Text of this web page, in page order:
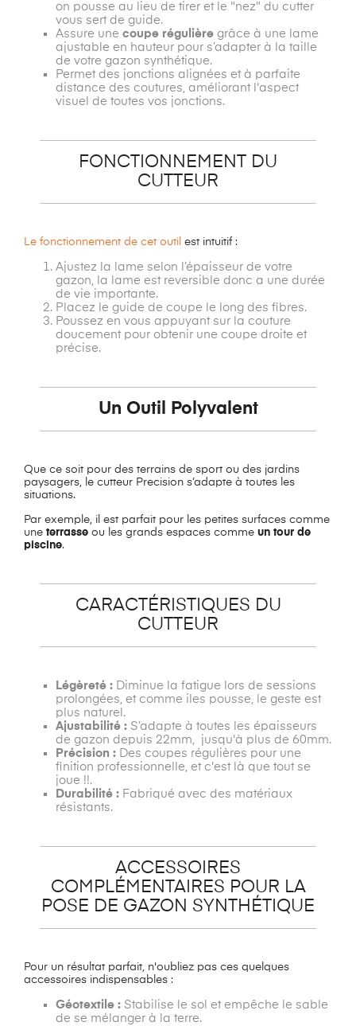
on pousse au lieu de tirer et le "nez" du cutter
vous sert de guide.
Assure une coupe régulière grâce à une lame
ajustable en hauteur pour s’adapter à la taille
de votre gazon synthétique.
Permet des jonctions alignées et à parfaite
distance des coutures, améliorant l'aspect
visuel de toutes vos jonctions.
FONCTIONNEMENT DU
CUTTEUR
Le fonctionnement de cet outil est intuitif :
Ajustez la lame selon l’épaisseur de votre
gazon, la lame est reversible donc a une durée
de vie importante.
Placez le guide de coupe le long des fibres.
Poussez en vous appuyant sur la couture
doucement pour obtenir une coupe droite et
précise.
Un Outil Polyvalent
Que ce soit pour des terrains de sport ou des jardins
paysagers, le cutteur Precision s’adapte à toutes les
situations.
Par exemple, il est parfait pour les petites surfaces comme
une terrasse ou les grands espaces comme un tour de
piscine.
CARACTÉRISTIQUES DU
CUTTEUR
Légèreté : Diminue la fatigue lors de sessions
prolongées, et comme iles pousse, le geste est
plus naturel.
Ajustabilité : S’adapte à toutes les épaisseurs
de gazon depuis 22mm, jusqu'à plus de 60mm.
Précision : Des coupes régulières pour une
finition professionnelle, et c'est là que tout se
joue !!.
Durabilité : Fabriqué avec des matériaux
résistants.
ACCESSOIRES
COMPLÉMENTAIRES POUR LA
POSE DE GAZON SYNTHÉTIQUE
Pour un résultat parfait, n'oubliez pas ces quelques
accessoires indispensables :
Géotextile : Stabilise le sol et empêche le sable
de se mélanger à la terre.